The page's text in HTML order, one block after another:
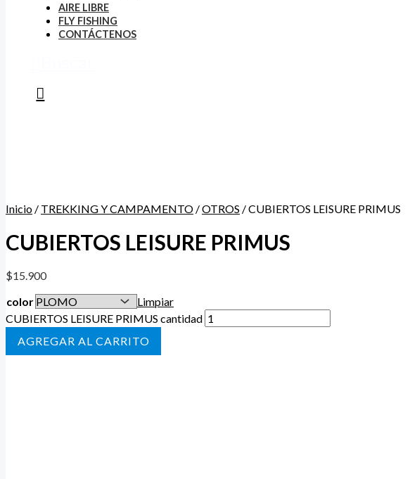
AIRE LIBRE
FLY FISHING
CONTÁCTENOS
Inicio / TREKKING Y CAMPAMENTO /OTROS / CUBIERTOS LEISURE PRIMUS
CUBIERTOS LEISURE PRIMUS
$15.900
color
Limpiar
CUBIERTOS LEISURE PRIMUS cantidad
AÑADIR AL CARRITO